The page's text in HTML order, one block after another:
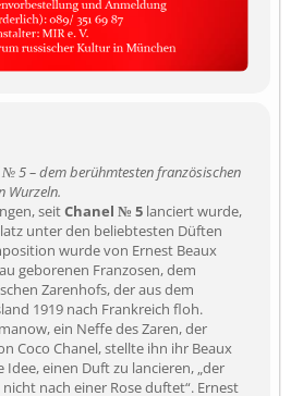
5 – dem berühmtesten französischen
Wurzeln.
seitChanel № 5 lanciert wurde,
unter den beliebtesten Düften
wurde von Ernest Beaux
geborenen Franzosen, dem
Zarenhofs, der aus dem
1919 nach Frankreich floh.
ein Neffe des Zaren, der
Coco Chanel, stellte ihn ihr Beaux
einen Duft zu lancieren, „der
nach einer Rose duftet“. Ernest